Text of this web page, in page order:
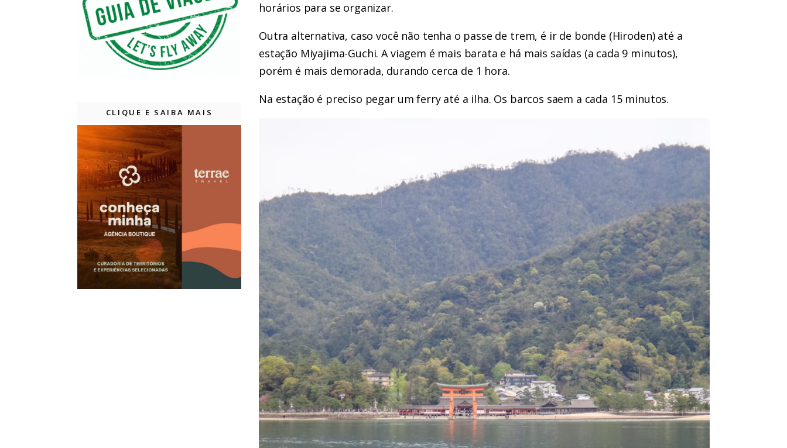
horários para se organizar.
Outra alternativa, caso você não tenha o passe de trem, é ir de bonde (Hiroden) até a
estação Miyajima-Guchi. A viagem é mais barata e há mais saídas (a cada 9 minutos),
porém é mais demorada, durando cerca de 1 hora.
Na estação é preciso pegar um ferry até a ilha. Os barcos saem a cada 15 minutos.
CLIQUE E SAIBA MAIS